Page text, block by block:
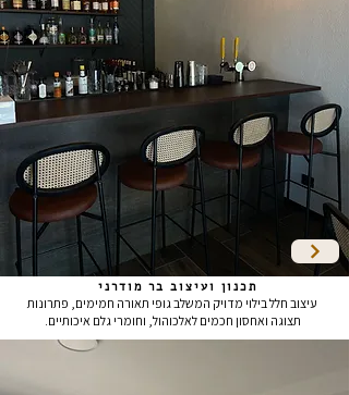
תכנון ועיצוב בר מודרני
עיצוב חלל בילוי מדויק המשלב גופי תאורה חמימים, פתרונות
תצוגה ואחסון חכמים לאלכוהול, וחומרי גלם איכותיים.